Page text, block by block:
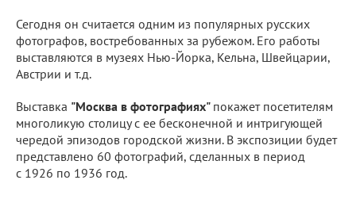
Сегодня он считается одним из популярных русских
фотографов, востребованных за рубежом. Его работы
выставляются в музеях Нью-Йорка, Кельна, Швейцарии,
Австрии и т.д.
Выставка "Москва в фотографиях" покажет посетителям
многоликую столицу с ее бесконечной и интригующей
чередой эпизодов городской жизни. В экспозиции будет
представлено 60 фотографий, сделанных в период
с 1926 по 1936 год.